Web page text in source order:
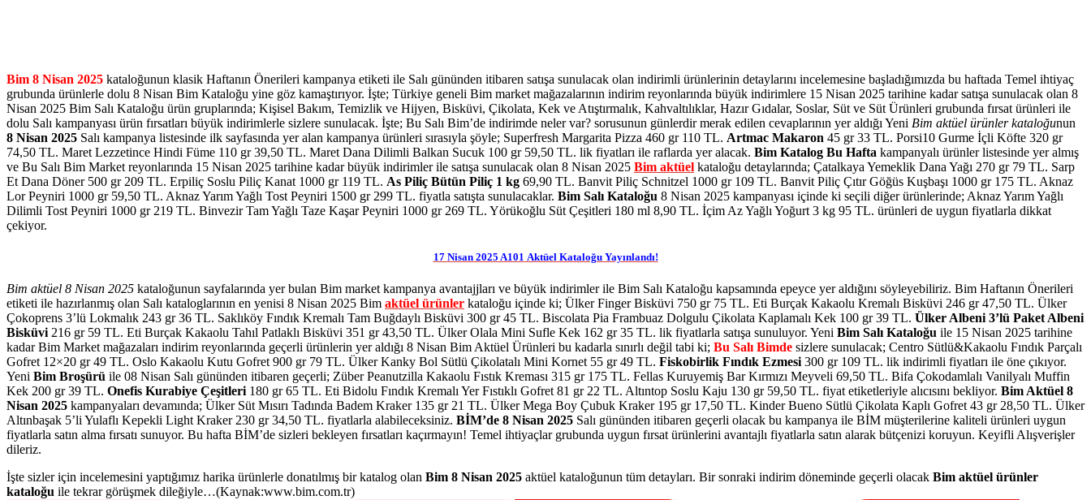
Bim 8 Nisan 2025 kataloğunun klasik Haftanın Önerileri kampanya etiketi ile Salı gününden itibaren satışa sunulacak olan indirimli ürünlerinin detaylarını incelemesine başladığımızda bu haftada Temel ihtiyaç
grubunda ürünlerle dolu 8 Nisan Bim Kataloğu yine göz kamaştırıyor. İşte; Türkiye geneli Bim market mağazalarının indirim reyonlarında büyük indirimlere 15 Nisan 2025 tarihine kadar satışa sunulacak olan 8
Nisan 2025 Bim Salı Kataloğu ürün gruplarında; Kişisel Bakım, Temizlik ve Hijyen, Bisküvi, Çikolata, Kek ve Atıştırmalık, Kahvaltılıklar, Hazır Gıdalar, Soslar, Süt ve Süt Ürünleri grubunda fırsat ürünleri ile
dolu Salı kampanyası ürün fırsatları büyük indirimlerle sizlere sunulacak. İşte; Bu Salı Bim’de indirimde neler var? sorusunun günlerdir merak edilen cevaplarının yer aldığı Yeni Bim aktüel ürünler kataloğunun
8 Nisan 2025 Salı kampanya listesinde ilk sayfasında yer alan kampanya ürünleri sırasıyla şöyle; Superfresh Margarita Pizza 460 gr 110 TL. Artmac Makaron 45 gr 33 TL. Porsi10 Gurme İçli Köfte 320 gr
74,50 TL. Maret Lezzetince Hindi Füme 110 gr 39,50 TL. Maret Dana Dilimli Balkan Sucuk 100 gr 59,50 TL. lik fiyatları ile raflarda yer alacak. Bim Katalog Bu Hafta kampanyalı ürünler listesinde yer almış
ve Bu Salı Bim Market reyonlarında 15 Nisan 2025 tarihine kadar büyük indirimler ile satışa sunulacak olan 8 Nisan 2025 Bim aktüel kataloğu detaylarında; Çatalkaya Yemeklik Dana Yağı 270 gr 79 TL. Sarp
Et Dana Döner 500 gr 209 TL. Erpiliç Soslu Piliç Kanat 1000 gr 119 TL. As Piliç Bütün Piliç 1 kg 69,90 TL. Banvit Piliç Schnitzel 1000 gr 109 TL. Banvit Piliç Çıtır Göğüs Kuşbaşı 1000 gr 175 TL. Aknaz
Lor Peyniri 1000 gr 59,50 TL. Aknaz Yarım Yağlı Tost Peyniri 1500 gr 299 TL. fiyatla satışta sunulacaklar. Bim Salı Kataloğu 8 Nisan 2025 kampanyası içinde ki seçili diğer ürünlerinde; Aknaz Yarım Yağlı
Dilimli Tost Peyniri 1000 gr 219 TL. Binvezir Tam Yağlı Taze Kaşar Peyniri 1000 gr 269 TL. Yörükoğlu Süt Çeşitleri 180 ml 8,90 TL. İçim Az Yağlı Yoğurt 3 kg 95 TL. ürünleri de uygun fiyatlarla dikkat
çekiyor.
17 Nisan 2025 A101 Aktüel Kataloğu Yayınlandı!
Bim aktüel 8 Nisan 2025 kataloğunun sayfalarında yer bulan Bim market kampanya avantajjları ve büyük indirimler ile Bim Salı Kataloğu kapsamında epeyce yer aldığını söyleyebiliriz. Bim Haftanın Önerileri
etiketi ile hazırlanmış olan Salı kataloglarının en yenisi 8 Nisan 2025 Bim aktüel ürünler kataloğu içinde ki; Ülker Finger Bisküvi 750 gr 75 TL. Eti Burçak Kakaolu Kremalı Bisküvi 246 gr 47,50 TL. Ülker
Çokoprens 3’lü Lokmalık 243 gr 36 TL. Saklıköy Fındık Kremalı Tam Buğdaylı Bisküvi 300 gr 45 TL. Biscolata Pia Frambuaz Dolgulu Çikolata Kaplamalı Kek 100 gr 39 TL. Ülker Albeni 3’lü Paket Albeni
Bisküvi216 gr 59 TL. Eti Burçak Kakaolu Tahıl Patlaklı Bisküvi 351 gr 43,50 TL. Ülker Olala Mini Sufle Kek 162 gr 35 TL. lik fiyatlarla satışa sunuluyor. Yeni Bim Salı Kataloğu ile 15 Nisan 2025 tarihine
kadar Bim Market mağazaları indirim reyonlarında geçerli ürünlerin yer aldığı 8 Nisan Bim Aktüel Ürünleri bu kadarla sınırlı değil tabi ki; Bu Salı Bimde sizlere sunulacak; Centro Sütlü&Kakaolu Fındık Parçalı
Gofret 12×20 gr 49 TL. Oslo Kakaolu Kutu Gofret 900 gr 79 TL. Ülker Kanky Bol Sütlü Çikolatalı Mini Kornet 55 gr 49 TL. Fiskobirlik Fındık Ezmesi300 gr 109 TL. lik indirimli fiyatları ile öne çıkıyor.
Yeni Bim Broşürü ile 08 Nisan Salı gününden itibaren geçerli; Züber Peanutzilla Kakaolu Fıstık Kreması 315 gr 175 TL. Fellas Kuruyemiş Bar Kırmızı Meyveli 69,50 TL. Bifa Çokodamlalı Vanilyalı Muffin
Kek 200 gr 39 TL. Onefis Kurabiye Çeşitleri180 gr 65 TL. Eti Bidolu Fındık Kremalı Yer Fıstıklı Gofret 81 gr 22 TL. Altıntop Soslu Kaju 130 gr 59,50 TL. fiyat etiketleriyle alıcısını bekliyor. Bim Aktüel 8
Nisan 2025 kampanyaları devamında; Ülker Süt Mısırı Tadında Badem Kraker 135 gr 21 TL. Ülker Mega Boy Çubuk Kraker 195 gr 17,50 TL. Kinder Bueno Sütlü Çikolata Kaplı Gofret 43 gr 28,50 TL. Ülker
Altınbaşak 5’li Yulaflı Kepekli Light Kraker 230 gr 34,50 TL. fiyatlarla alabileceksiniz. BİM’de 8 Nisan 2025 Salı gününden itibaren geçerli olacak bu kampanya ile BİM müşterilerine kaliteli ürünleri uygun
fiyatlarla satın alma fırsatı sunuyor. Bu hafta BİM’de sizleri bekleyen fırsatları kaçırmayın! Temel ihtiyaçlar grubunda uygun fırsat ürünlerini avantajlı fiyatlarla satın alarak bütçenizi koruyun. Keyifli Alışverişler
dileriz.
İşte sizler için incelemesini yaptığımız harika ürünlerle donatılmış bir katalog olan Bim 8 Nisan 2025 aktüel kataloğunun tüm detayları. Bir sonraki indirim döneminde geçerli olacak Bim aktüel ürünler
kataloğu ile tekrar görüşmek dileğiyle…(Kaynak:www.bim.com.tr)